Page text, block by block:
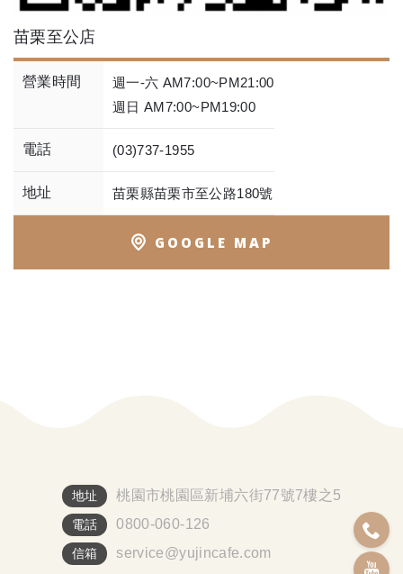
苗栗至公店
營業時間
週一-六 AM7:00~PM21:00
週日 AM7:00~PM19:00
電話 (03)737-1955
地址 苗栗縣苗栗市至公路180號
GOOGLE MAP
地址 桃園市桃園區新埔六街77號7樓之5
電話 0800-060-126
信箱 service@yujincafe.com